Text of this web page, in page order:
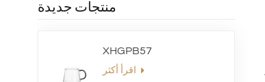
منتجات جديدة
XHGPB57